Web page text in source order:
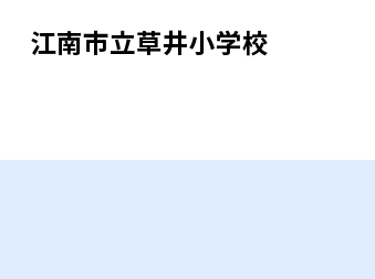
江南市立草井小学校